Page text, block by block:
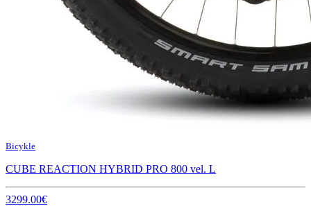
Bicykle
CUBE REACTION HYBRID PRO 800 vel. L
3299.00€